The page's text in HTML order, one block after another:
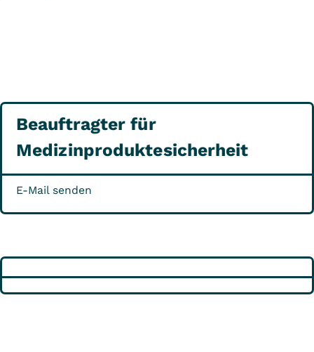
Beauftragter für
Medizinproduktesicherheit
E-Mail senden